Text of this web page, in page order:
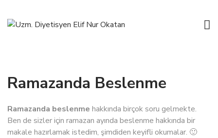
Ramazanda Beslenme
Ramazanda beslenme hakkında birçok soru gelmekte.
Ben de sizler için ramazan ayında beslenme hakkında bir
makale hazırlamak istedim, şimdiden keyifli okumalar. 🙂